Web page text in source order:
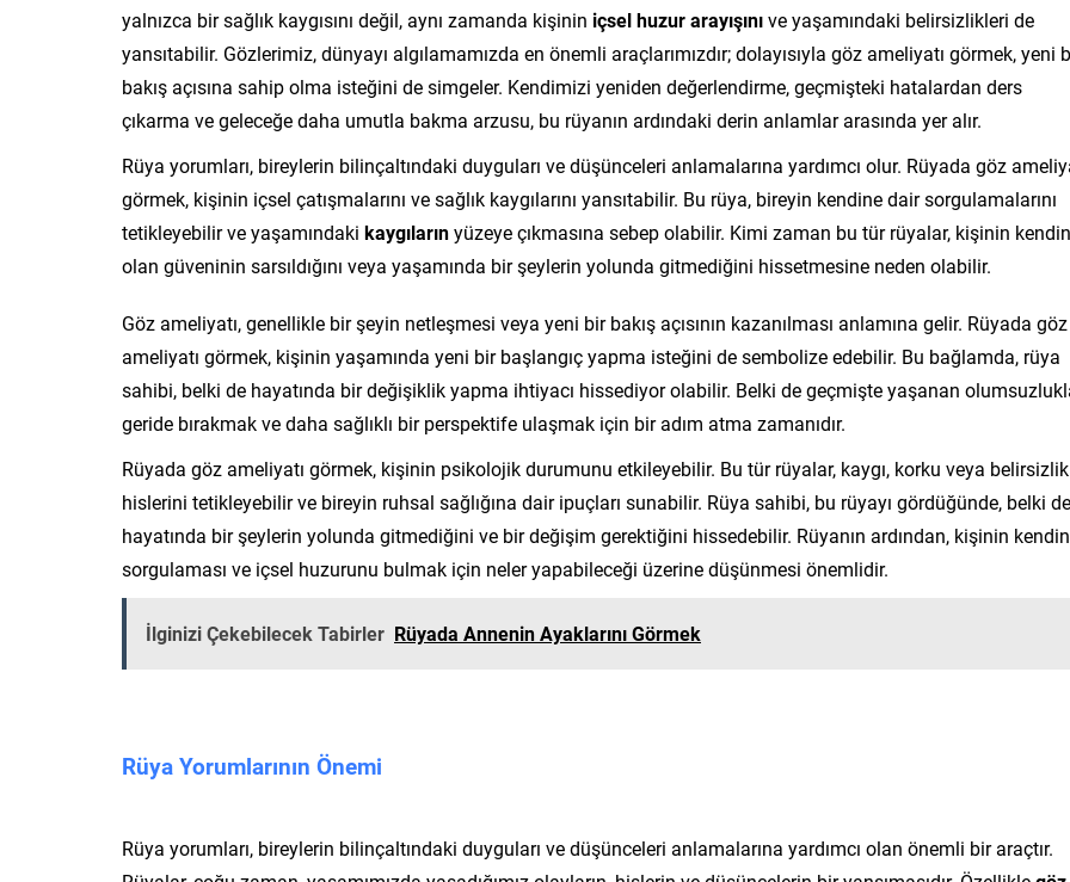
yalnızca bir sağlık kaygısını değil, aynı zamanda kişinin içsel huzur arayışınıve yaşamındaki belirsizlikleri de
yansıtabilir. Gözlerimiz, dünyayı algılamamızda en önemli araçlarımızdır; dolayısıyla göz ameliyatı görmek, yeni
bakış açısına sahip olma isteğini de simgeler. Kendimizi yeniden değerlendirme, geçmişteki hatalardan ders
çıkarma ve geleceğe daha umutla bakma arzusu, bu rüyanın ardındaki derin anlamlar arasında yer alır.
Rüya yorumları, bireylerin bilinçaltındaki duyguları ve düşünceleri anlamalarına yardımcı olur. Rüyada göz
görmek, kişinin içsel çatışmalarını ve sağlık kaygılarını yansıtabilir. Bu rüya, bireyin kendine dair sorgulamalarını
tetikleyebilir ve yaşamındaki kaygılarınyüzeye çıkmasına sebep olabilir. Kimi zaman bu tür rüyalar, kişinin
olan güveninin sarsıldığını veya yaşamında bir şeylerin yolunda gitmediğini hissetmesine neden olabilir.
Göz ameliyatı, genellikle bir şeyin netleşmesi veya yeni bir bakış açısının kazanılması anlamına gelir. Rüyada göz
ameliyatı görmek, kişinin yaşamında yeni bir başlangıç yapma isteğini de sembolize edebilir. Bu bağlamda, rüya
sahibi, belki de hayatında bir değişiklik yapma ihtiyacı hissediyor olabilir. Belki de geçmişte yaşanan
geride bırakmak ve daha sağlıklı bir perspektife ulaşmak için bir adım atma zamanıdır.
Rüyada göz ameliyatı görmek, kişinin psikolojik durumunu etkileyebilir. Bu tür rüyalar, kaygı, korku veya belirsizlik
hislerini tetikleyebilir ve bireyin ruhsal sağlığına dair ipuçları sunabilir. Rüya sahibi, bu rüyayı gördüğünde, belki de
hayatında bir şeylerin yolunda gitmediğini ve bir değişim gerektiğini hissedebilir. Rüyanın ardından, kişinin
sorgulaması ve içsel huzurunu bulmak için neler yapabileceği üzerine düşünmesi önemlidir.
İlginizi Çekebilecek Tabirler Rüyada Annenin Ayaklarını Görmek
Rüya Yorumlarının Önemi
Rüya yorumları, bireylerin bilinçaltındaki duyguları ve düşünceleri anlamalarına yardımcı olan önemli bir araçtır.